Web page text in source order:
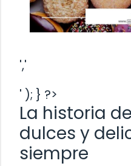
','
' ); } ?>
La historia
dulces y
siempre